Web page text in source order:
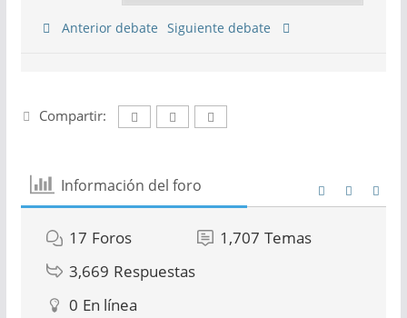
Anterior debate Siguiente debate
Compartir:
Información del foro
17 Foros 1,707 Temas
3,669 Respuestas
0 En línea